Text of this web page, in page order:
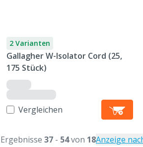
2 Varianten
Gallagher W-Isolator Cord (25,
175 Stück)
Vergleichen
Ergebnisse 37 - 54von 18Anzeige